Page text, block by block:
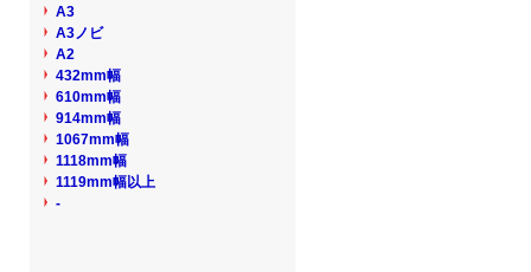
A3
A3ノビ
A2
432mm幅
610mm幅
914mm幅
1067mm幅
1118mm幅
1119mm幅以上
-